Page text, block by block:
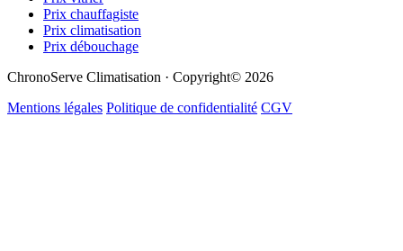
Prix chauffagiste
Prix climatisation
Prix débouchage
ChronoServe Climatisation · Copyright© 2026
Mentions légales Politique de confidentialité CGV